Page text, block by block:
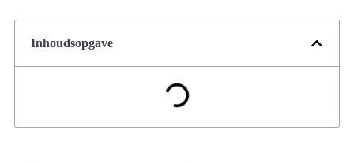
Inhoudsopgave